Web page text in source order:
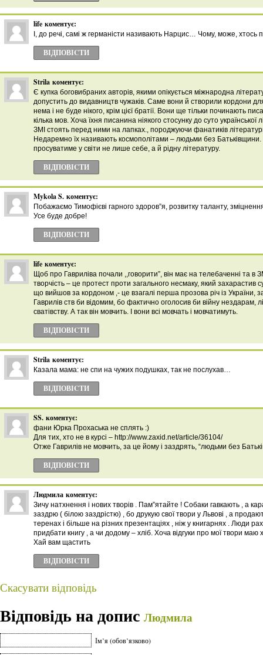
life коментує:
І, до речі, самі ж германісти називають Нарцис… Чому, може, хтось
ВІДПОВІCТИ
Strila коментує:
Є купка боговибраних авторів, якими опікується міжнародна
допустить до видавництв чужаків. Саме вони й створили кордони
нема і не буде нікого, крім цієї братії. Вони ще тільки починають
кілька мов. Хоча їхня писанина ніякого стосунку до суто
ЗМІ стоять перед ними на лапках., породжуючи фанатиків
Недаремно їх називають космополітами – людьми без
просуватиме у світи не лише себе, а й рідну літературу.
ВІДПОВІCТИ
Mykola S. коментує:
Побажаємо Тимофієві гарного здоров”я, розвитку таланту,
Усе буде добре!
ВІДПОВІCТИ
life коментує:
Щоб про Гавриліва почали ,,говорити”, він має на телебаченні та в
творчість – це протест проти загального несмаку, який захарастив
що вийшов за кордоном ,- це взагалі перша прозова річ із України,
Гаврилів ств би відомим, бо фактично оголосив би війну нездарам,
сватівству. А так він мовчить. І вони всі мовчать і мовчатимуть.
ВІДПОВІCТИ
Strila коментує:
Казала мама: не спи на чужих подушках, так не послухав…
ВІДПОВІCТИ
SS. коментує:
фани Юрка Прохаська не сплять :)
Для тих, хто не в курсі – http://www.zaxid.net/article/36104/
Отже Гаврилів не мовчить, за це йому і заздрять, “людьми без
ВІДПОВІCТИ
Людмила коментує:
Зичу натхнення і нових творів . Пам”ятайте ! Собаки гавкають , а
заздрю ( білою заздрістю) , бо друкую свої твори у Львові , а
теренах і більше на різних презентаціях , ніж у книгарнях . Люди
придбати книгу , а чи додому – хліб. Хоча відгуки про мої твори маю
Хай вам щастить
ВІДПОВІCТИ
Скасувати відповідь
Відповідь на допис Людмила
Ім’я (обов’язково)